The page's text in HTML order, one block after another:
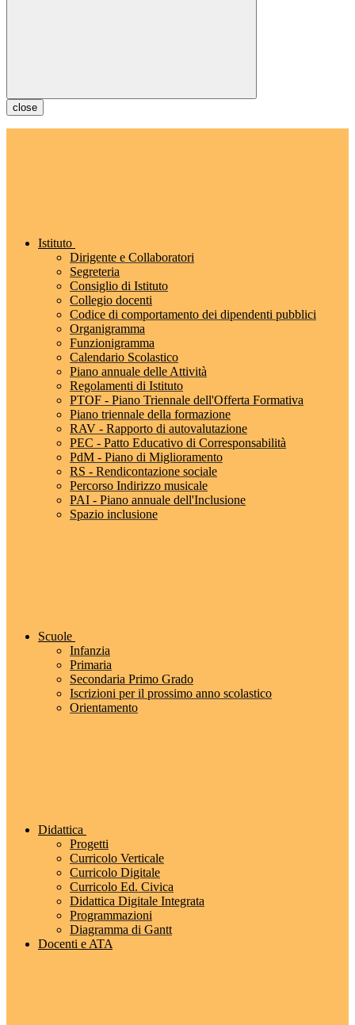
close
Istituto
Dirigente e Collaboratori
Segreteria
Consiglio di Istituto
Collegio docenti
Codice di comportamento dei dipendenti pubblici
Organigramma
Funzionigramma
Calendario Scolastico
Piano annuale delle Attività
Regolamenti di Istituto
PTOF - Piano Triennale dell'Offerta Formativa
Piano triennale della formazione
RAV - Rapporto di autovalutazione
PEC - Patto Educativo di Corresponsabilità
PdM - Piano di Miglioramento
RS - Rendicontazione sociale
Percorso Indirizzo musicale
PAI - Piano annuale dell'Inclusione
Spazio inclusione
Scuole
Infanzia
Primaria
Secondaria Primo Grado
Iscrizioni per il prossimo anno scolastico
Orientamento
Didattica
Progetti
Curricolo Verticale
Curricolo Digitale
Curricolo Ed. Civica
Didattica Digitale Integrata
Programmazioni
Diagramma di Gantt
Docenti e ATA